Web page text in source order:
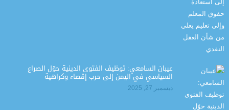
عيبان السامعي: توظيف الفتوى الدينية حوّل الصراع
السياسي في اليمن إلى حرب إقصاء وكراهية
ديسمبر 27, 2025